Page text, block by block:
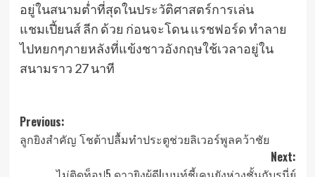
อยู่ในสนามต่ำที่สุดในประวัติศาสตร์การเล่น
แชมเปี้ยนส์ ลีก ด้วย ก่อนจะโดน แรชฟอร์ด ทำลาย
ไปหยกๆภายหลังที่แข้งชาวอังกฤษใช้เวลาอยู่ใน
สนามราว 27 นาที
Post
navigation
Previous:
ลูกยิงสำคัญ โชต้าปลื้มทำประตูช่วยลิเวอร์พูลคว้าชัย
Next: